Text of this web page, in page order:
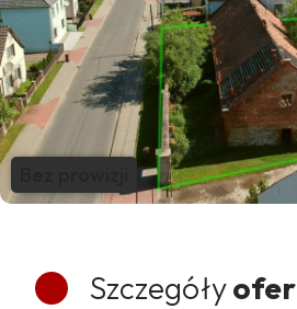
Szczegóły